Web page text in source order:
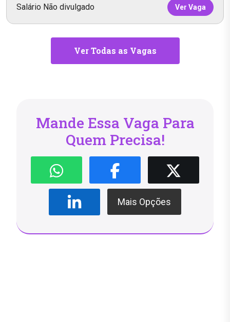
Salário Não divulgado Ver Vaga
Ver Todas as Vagas
Mande Essa Vaga Para
Quem Precisa!
Mais Opções